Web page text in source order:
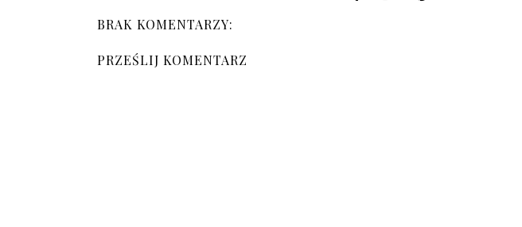
BRAK KOMENTARZY:
PRZEŚLIJ KOMENTARZ